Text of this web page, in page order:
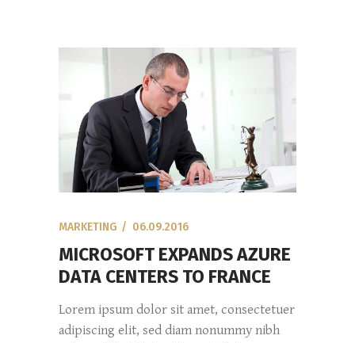
MARKETING 06.09.2016
MICROSOFT EXPANDS AZURE
DATA CENTERS TO FRANCE
Lorem ipsum dolor sit amet, consectetuer
adipiscing elit, sed diam nonummy nibh